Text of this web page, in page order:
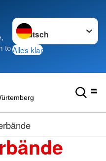
to
Sprache wechseln zu
Alles klar